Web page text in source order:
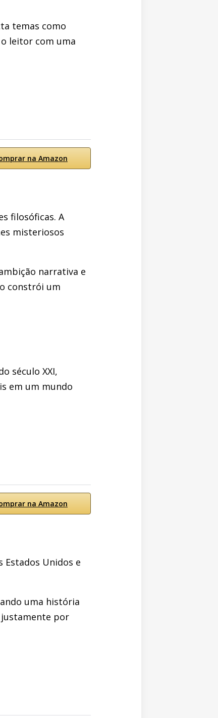
temas como
leitor com uma
na Amazon
filosóficas. A
misteriosos
narrativa e
constrói um
século XXI,
em um mundo
na Amazon
Estados Unidos e
uma história
por